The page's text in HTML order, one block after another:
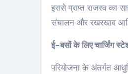
इससे प्राप्त राजस्व का
संचालन और रखरखाव
ई-बसों के लिए चार्जिंग
परियोजना के अंतर्गत